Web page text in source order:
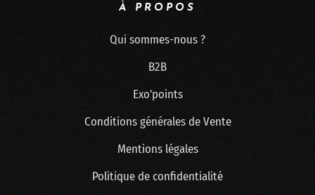
À PROPOS
Qui sommes-nous ?
B2B
Exo'points
Conditions générales de Vente
Mentions légales
Politique de confidentialité